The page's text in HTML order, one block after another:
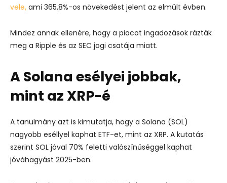
vele, ami 365,8%-os növekedést jelent az elmúlt évben.
Mindez annak ellenére, hogy a piacot ingadozások rázták
meg a Ripple és az SEC jogi csatája miatt.
A Solana esélyei jobbak,
mint az XRP-é
A tanulmány azt is kimutatja, hogy a Solana (SOL)
nagyobb eséllyel kaphat ETF-et, mint az XRP. A kutatás
szerint SOL jóval 70% feletti valószínűséggel kaphat
jóváhagyást 2025-ben.